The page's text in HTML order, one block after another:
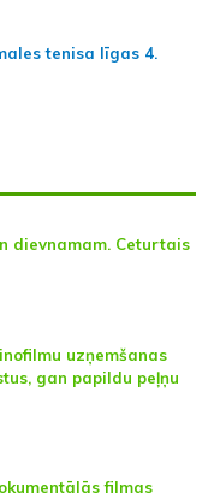
tenisa līgas 4.
dievnamam. Ceturtais
uzņemšanas
gan papildu peļņu
filmas